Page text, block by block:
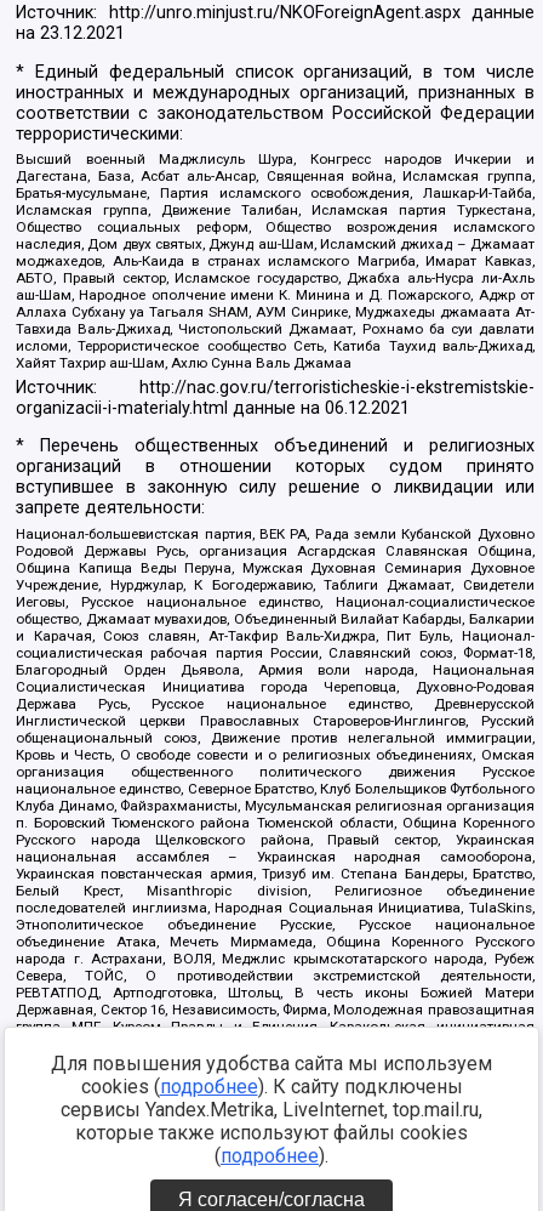
Источник: http://unro.minjust.ru/NKOForeignAgent.aspxданные
на23.12.2021
* Единый федеральный список организаций, в том числе
иностранных и международных организаций, признанных в
соответствии с законодательством Российской Федерации
террористическими:
Высший военный Маджлисуль Шура, Конгресс народов Ичкерии и
Дагестана, База, Асбат аль-Ансар, Священная война, Исламская группа,
Братья-мусульмане, Партия исламского освобождения, Лашкар-И-Тайба,
Исламская группа, Движение Талибан, Исламская партия Туркестана,
Общество социальных реформ, Общество возрождения исламского
наследия, Дом двух святых, Джунд аш-Шам, Исламский джихад – Джамаат
моджахедов, Аль-Каида в странах исламского Магриба, Имарат Кавказ,
АБТО, Правый сектор, Исламское государство, Джабха аль-Нусра ли-Ахль
аш-Шам, Народное ополчение имени К. Минина и Д. Пожарского, Аджр от
Аллаха Субхану уа Тагьаля SHAM, АУМ Синрике, Муджахеды джамаата Ат-
Тавхида Валь-Джихад, Чистопольский Джамаат, Рохнамо ба суи давлати
исломи, Террористическое сообщество Сеть, Катиба Таухид валь-Джихад,
Хайят Тахрир аш-Шам, Ахлю Сунна Валь Джамаа
Источник:
http://nac.gov.ru/terroristicheskie-i-ekstremistskie-
organizacii-i-materialy.html данные на06.12.2021
* Перечень общественных объединений и религиозных
организаций в отношении которых судом принято
вступившее в законную силу решение о ликвидации или
запрете деятельности:
Национал-большевистская партия, ВЕК РА, Рада земли Кубанской Духовно
Родовой Державы Русь, организация Асгардская Славянская Община,
Община Капища Веды Перуна, Мужская Духовная Семинария Духовное
Учреждение, Нурджулар, К Богодержавию, Таблиги Джамаат, Свидетели
Иеговы, Русское национальное единство, Национал-социалистическое
общество, Джамаат мувахидов, Объединенный Вилайат Кабарды, Балкарии
и Карачая, Союз славян, Ат-Такфир Валь-Хиджра, Пит Буль, Национал-
социалистическая рабочая партия России, Славянский союз, Формат-18,
Благородный Орден Дьявола, Армия воли народа, Национальная
Социалистическая Инициатива города Череповца, Духовно-Родовая
Держава Русь, Русское национальное единство, Древнерусской
Инглистической церкви Православных Староверов-Инглингов, Русский
общенациональный союз, Движение против нелегальной иммиграции,
Кровь и Честь, О свободе совести и о религиозных объединениях, Омская
организация общественного политического движения Русское
национальное единство, Северное Братство, Клуб Болельщиков Футбольного
Клуба Динамо, Файзрахманисты, Мусульманская религиозная организация
п. Боровский Тюменского района Тюменской области, Община Коренного
Русского народа Щелковского района, Правый сектор, Украинская
национальная ассамблея – Украинская народная самооборона,
Украинская повстанческая армия, Тризуб им. Степана Бандеры, Братство,
Белый Крест, Misanthropic division, Религиозное объединение
последователей инглиизма, Народная Социальная Инициатива, TulaSkins,
Этнополитическое объединение Русские, Русское национальное
объединение Атака, Мечеть Мирмамеда, Община Коренного Русского
народа г. Астрахани, ВОЛЯ, Меджлис крымскотатарского народа, Рубеж
Севера, ТОЙС, О противодействии экстремистской деятельности,
РЕВТАТПОД, Артподготовка, Штольц, В честь иконы Божией Матери
Державная, Сектор 16, Независимость, Фирма, Молодежная правозащитная
группа МПГ, Курсом Правды и Единения, Каракольская инициативная
Благотворительный пансионат Ак Умут, Русская республика Русь,
Арестантское уголовное единство, Башкорт, Нация и свобода, W.H.С., Фалунь
Дафа, Иртыш Ultras, Русский Патриотический клуб-Новокузнецк/РПК,
Сибирский державный союз, Фонд борьбы с коррупцией, Фонд защиты прав
граждан, Штабы Навального, Совет граждан СССР Прикубанского округа г.
https://minjust.gov.ru/ru/documents/7822/
Для повышения удобства сайта мы используем
cookies (подробнее). К сайту подключены
сервисы Yandex.Metrika, LiveInternet, top.mail.ru,
которые также используют файлы cookies
(подробнее).
Я согласен/согласна